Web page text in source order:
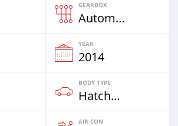
GEARBOX
Automatic
YEAR
2014
BODY TYPE
Hatchback
AIR CON